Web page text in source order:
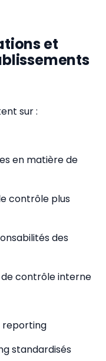
et
sur :
en matière de
contrôle plus
des
contrôle interne
reporting
standardisés